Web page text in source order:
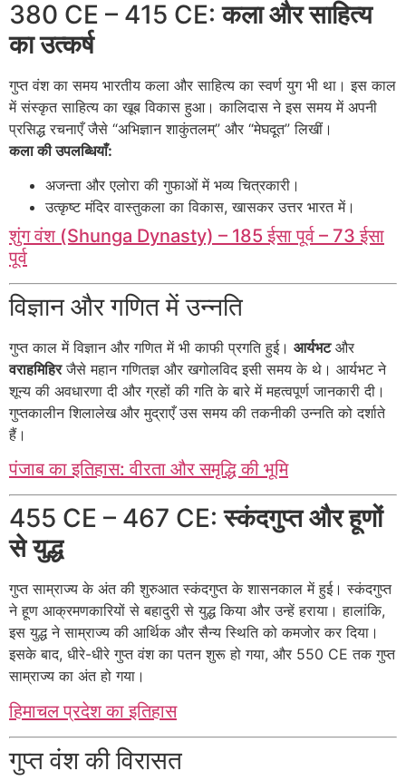
380 CE – 415 CE:कला और साहित्य
का उत्कर्ष
गुप्त वंश का समय भारतीय कला और साहित्य का स्वर्ण युग भी था। इस काल
में संस्कृत साहित्य का खूब विकास हुआ। कालिदास ने इस समय में अपनी
प्रसिद्ध रचनाएँ जैसे “अभिज्ञान शाकुंतलम्” और “मेघदूत” लिखीं।
कला की उपलब्धियाँ:
अजन्ता और एलोरा की गुफाओं में भव्य चित्रकारी।
उत्कृष्ट मंदिर वास्तुकला का विकास, खासकर उत्तर भारत में।
शुंग वंश (Shunga Dynasty) – 185 ईसा पूर्व – 73 ईसा
पूर्व
विज्ञान और गणित में उन्नति
गुप्त काल में विज्ञान और गणित में भी काफी प्रगति हुई। आर्यभटऔर
वराहमिहिरजैसे महान गणितज्ञ और खगोलविद इसी समय के थे। आर्यभट ने
शून्य की अवधारणा दी और ग्रहों की गति के बारे में महत्वपूर्ण जानकारी दी।
गुप्तकालीन शिलालेख और मुद्राएँ उस समय की तकनीकी उन्नति को दर्शाते
हैं।
पंजाब का इतिहास: वीरता और समृद्धि की भूमि
455 CE – 467 CE:स्कंदगुप्त और हूणों
से युद्ध
गुप्त साम्राज्य के अंत की शुरुआत स्कंदगुप्त के शासनकाल में हुई। स्कंदगुप्त
ने हूण आक्रमणकारियों से बहादुरी से युद्ध किया और उन्हें हराया। हालांकि,
इस युद्ध ने साम्राज्य की आर्थिक और सैन्य स्थिति को कमजोर कर दिया।
इसके बाद, धीरे-धीरे गुप्त वंश का पतन शुरू हो गया, और 550 CE तक गुप्त
साम्राज्य का अंत हो गया।
हिमाचल प्रदेश का इतिहास
गुप्त वंश की विरासत